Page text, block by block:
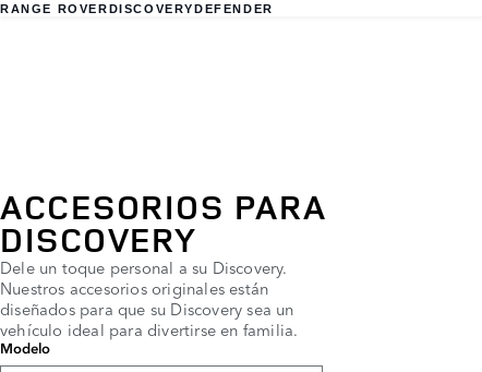
RANGE ROVERDISCOVERYDEFENDER
ACCESORIOS PARA
DISCOVERY
Dele un toque personal a su Discovery.
Nuestros accesorios originales están
diseñados para que su Discovery sea un
vehículo ideal para divertirse en familia.
Modelo